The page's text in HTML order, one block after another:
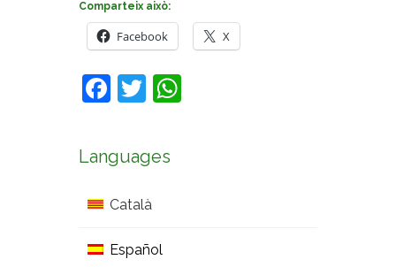
Comparteix això:
Facebook X
Facebook
Twitter
Languages
Català
Español